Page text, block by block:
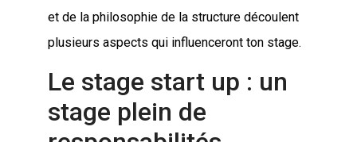
et de la philosophie de la structure découlent
plusieurs aspects qui influenceront ton stage.
Le stage start up : un
stage plein de